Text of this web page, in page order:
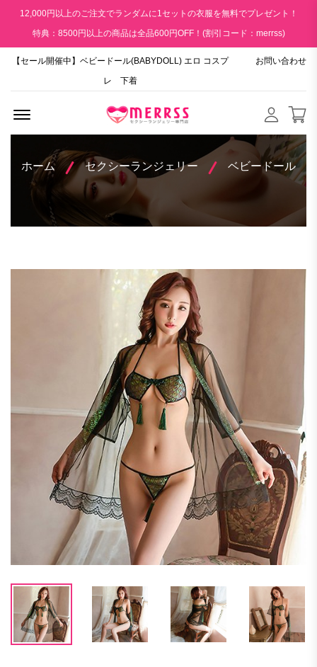
12,000円以上のご注文でランダムに1セットの衣服を無料でプレゼント！
特典：8500円以上の商品は全品600円OFF！(割引コード：merrss)
【セール開催中】ベビードール(BABYDOLL) エロ コスプ
レ 下着
お問い合わせ
ホーム セクシーランジェリー ベビードール